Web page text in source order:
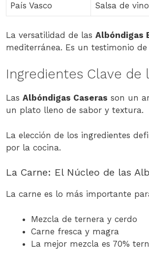
País Vasco Salsa de
La versatilidad de las Albóndigas
mediterránea. Es un testimonio
Ingredientes Clave de
Las Albóndigas Caseras son un
un plato lleno de sabor y textura.
La elección de los ingredientes
por la cocina.
La Carne: El Núcleo de las
La carne es lo más importante
Mezcla de ternera y cerdo
Carne fresca y magra
La mejor mezcla es 70%